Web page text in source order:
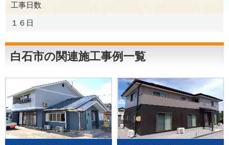
工事日数
１６日
白石市の関連施工事例一覧